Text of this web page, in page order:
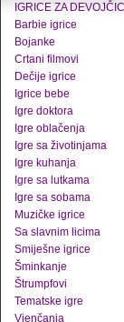
IGRICE ZA
Barbie igrice
Bojanke
Crtani filmovi
Dečije igrice
Igrice bebe
Igre doktora
Igre oblačenja
Igre sa životinjama
Igre kuhanja
Igre sa lutkama
Igre sa sobama
Muzičke igrice
Sa slavnim licima
Smiješne igrice
Šminkanje
Štrumpfovi
Tematske igre
Vjenčanja